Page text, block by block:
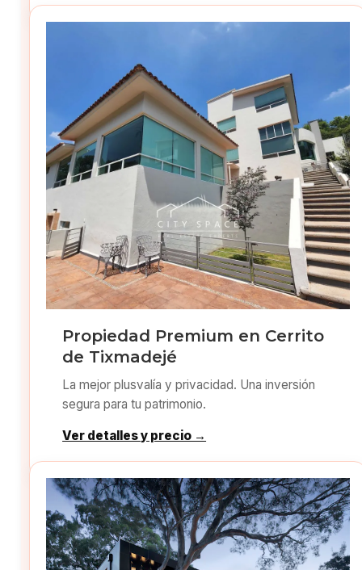
Propiedad Premium en Cerrito
de Tixmadejé
La mejor plusvalía y privacidad. Una inversión
segura para tu patrimonio.
Ver detalles y precio →